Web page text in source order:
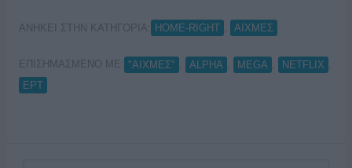
ΑΝΗΚΕΙ ΣΤΗΝ ΚΑΤΗΓΟΡΙΑ: HOME-RIGHT ΑΙΧΜΕΣ
ΕΠΙΣΗΜΑΣΜΕΝΟ ΜΕ: "ΑΙΧΜΕΣ" ALPHA MEGA NETFLIX
ΕΡΤ